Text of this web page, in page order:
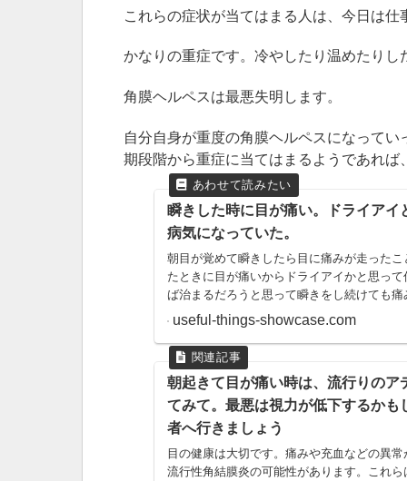
これらの症状が当てはまる人は、今日は
かなりの重症です。冷やしたり温めたり
角膜ヘルペスは最悪失明します。
自分自身が重度の角膜ヘルペスになって
期段階から重症に当てはまるようであれ
瞬きした時に目が痛い。ドライアイ
病気になっていた。
朝目が覚めて瞬きしたら目に痛みが走った
たときに目が痛いからドライアイかと思っ
ば治まるだろうと思って瞬きをし続けても
たことはありませんか？朝起きて目を開け
useful-things-showcase.com
朝起きて目が痛い時は、流行りのア
てみて。最悪は視力が低下するかも
者へ行きましょう
目の健康は大切です。痛みや充血などの異
流行性角結膜炎の可能性があります。これ